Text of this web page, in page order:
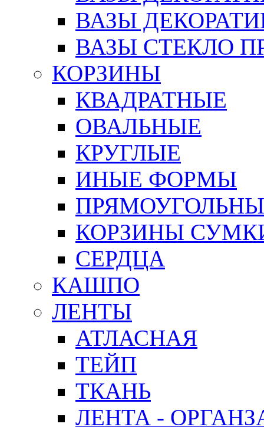
ВАЗЫ
ВАЗЫ СТЕКЛО
КОРЗИНЫ
КВАДРАТНЫЕ
ОВАЛЬНЫЕ
КРУГЛЫЕ
ИНЫЕ ФОРМЫ
КОРЗИНЫ
СЕРДЦА
КАШПО
ЛЕНТЫ
АТЛАСНАЯ
ТЕЙП
ТКАНЬ
ЛЕНТА -